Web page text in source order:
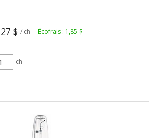
$ / ch Écofrais : 1,85 $
ch